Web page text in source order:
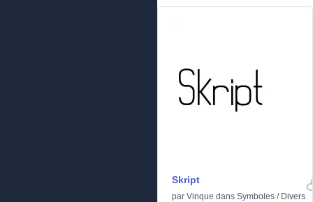
Skript
par Vinque dans Symboles / Divers